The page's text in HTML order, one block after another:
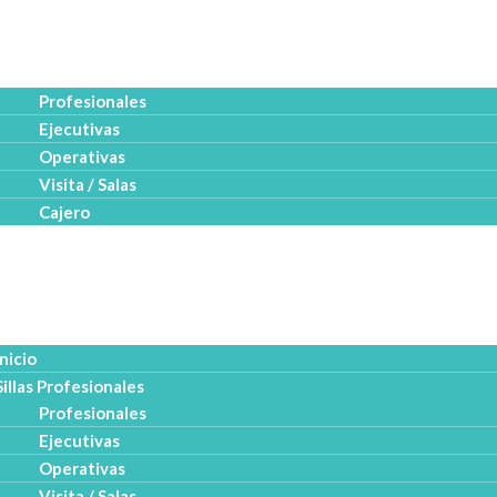
Profesionales
Ejecutivas
Operativas
Visita / Salas
Cajero
Profesionales
Profesionales
Ejecutivas
Operativas